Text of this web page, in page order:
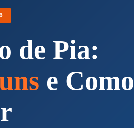
de Pia:
e Como